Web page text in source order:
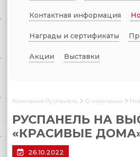
Компания Руспанель О компании
РУСПАНЕЛЬ НА
«КРАСИВЫЕ
26.10.2022
Контактная информация
Награды и сертификаты
Акции Выставки